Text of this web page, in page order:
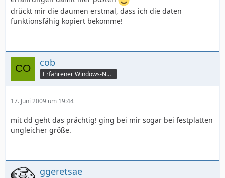
drückt mir die daumen erstmal, dass ich die daten
funktionsfähig kopiert bekomme!
cob
Erfahrener Windows-Nutzer
17. Juni 2009 um 19:44
mit dd geht das prächtig! ging bei mir sogar bei festplatten
ungleicher größe.
ggeretsae